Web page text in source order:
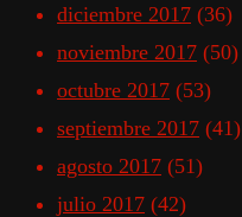
diciembre 2017 (36)
noviembre 2017 (50)
octubre 2017 (53)
septiembre 2017 (41)
agosto 2017 (51)
julio 2017 (42)